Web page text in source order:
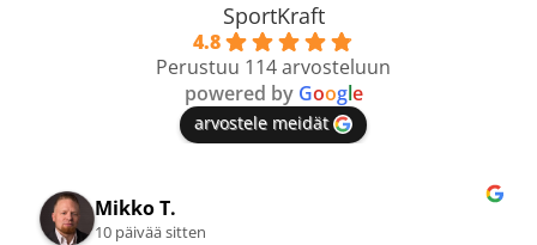
SportKraft
4.8
Perustuu 114 arvosteluun
powered by Google
arvostele meidät
Mikko T.
10 päivää sitten